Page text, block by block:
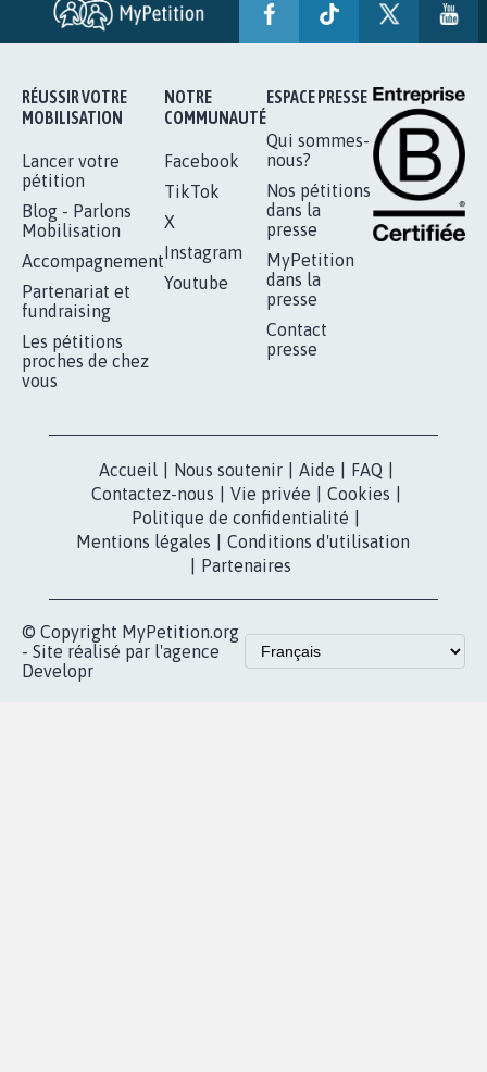
RÉUSSIR VOTRE
MOBILISATION
Lancer votre
pétition
Blog - Parlons
Mobilisation
Accompagnement
Partenariat et
fundraising
Les pétitions
proches de chez
vous
NOTRE
COMMUNAUTÉ
Facebook
TikTok
X
Instagram
Youtube
ESPACE PRESSE
Qui sommes-
nous?
Nos pétitions
dans la
presse
MyPetition
dans la
presse
Contact
presse
Accueil Nous soutenir Aide FAQ
Contactez-nous
Vie privée Cookies
Politique de confidentialité
Mentions légales
Conditions d'utilisation
Partenaires
© Copyright MyPetition.org
- Site réalisé par l'agence
Developr